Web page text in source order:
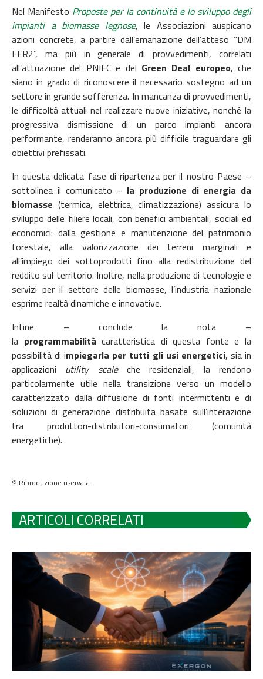
Nel Manifesto Proposte per la continuità e lo sviluppo degli
impianti a biomasse legnose, le Associazioni auspicano
azioni concrete, a partire dall’emanazione dell’atteso “DM
FER2”, ma più in generale di provvedimenti, correlati
all’attuazione del PNIEC e del Green Deal europeo, che
siano in grado di riconoscere il necessario sostegno ad un
settore in grande sofferenza. In mancanza di provvedimenti,
le difficoltà attuali nel realizzare nuove iniziative, nonché la
progressiva dismissione di un parco impianti ancora
performante, renderanno ancora più difficile traguardare gli
obiettivi prefissati.
In questa delicata fase di ripartenza per il nostro Paese –
sottolinea il comunicato – la produzione di energia da
biomasse (termica, elettrica, climatizzazione) assicura lo
sviluppo delle filiere locali, con benefici ambientali, sociali ed
economici: dalla gestione e manutenzione del patrimonio
forestale, alla valorizzazione dei terreni marginali e
all’impiego dei sottoprodotti fino alla redistribuzione del
reddito sul territorio. Inoltre, nella produzione di tecnologie e
servizi per il settore delle biomasse, l’industria nazionale
esprime realtà dinamiche e innovative.
Infine – conclude la nota –
la programmabilità caratteristica di questa fonte e la
possibilità di impiegarla per tutti gli usi energetici, sia in
applicazioni utility scaleche residenziali, la rendono
particolarmente utile nella transizione verso un modello
caratterizzato dalla diffusione di fonti intermittenti e di
soluzioni di generazione distribuita basate sull’interazione
tra produttori-distributori-consumatori (comunità
energetiche).
© Riproduzione riservata
ARTICOLI CORRELATI